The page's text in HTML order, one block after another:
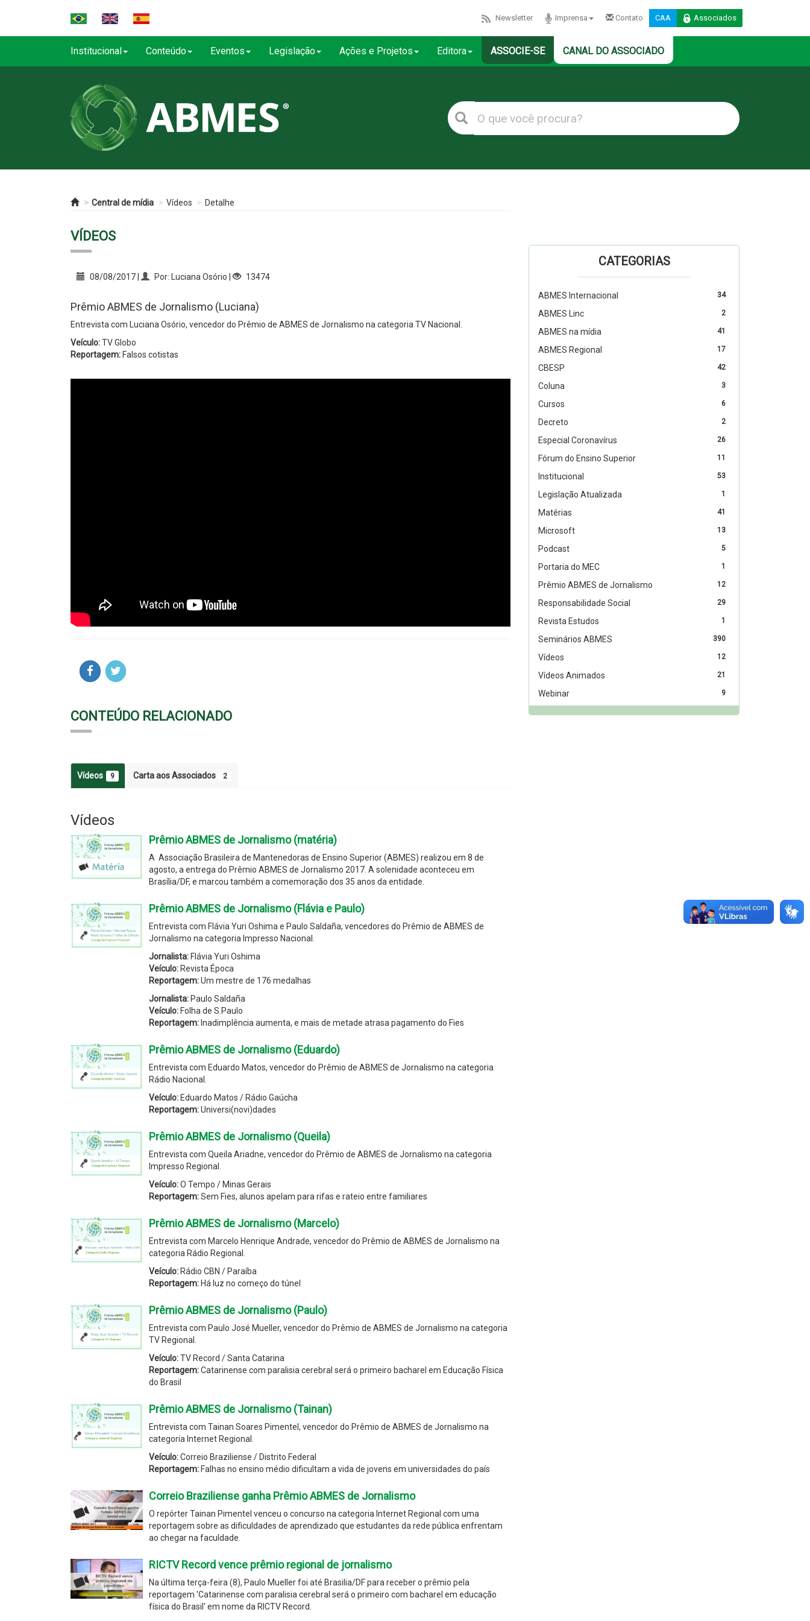
Newsletter Imprensa Contato CAA Associados
Institucional Conteúdo Eventos Legislação Ações e Projetos Editora ASSOCIE-SE CANAL DO ASSOCIADO
Central de mídia Vídeos Detalhe
VÍDEOS
08/08/2017 | Por: Luciana Osório | 13474
Prêmio ABMES de Jornalismo (Luciana)
Entrevista com Luciana Osório, vencedor do Prêmio de ABMES de Jornalismo na categoria TV Nacional.
Veículo:TV Globo
Reportagem: Falsos cotistas
CONTEÚDO RELACIONADO
Vídeos 9 Carta aos Associados 2
Vídeos
Prêmio ABMES de Jornalismo (matéria)
A Associação Brasileira de Mantenedoras de Ensino Superior (ABMES) realizou em 8 de
agosto, a entrega do Prêmio ABMES de Jornalismo 2017. A solenidade aconteceu em
Brasília/DF, e marcou também a comemoração dos 35 anos da entidade.
Prêmio ABMES de Jornalismo (Flávia e Paulo)
Entrevista com Flávia Yuri Oshima e Paulo Saldaña, vencedores do Prêmio de ABMES de
Jornalismo na categoria Impresso Nacional.
Jornalista: Flávia Yuri Oshima
Veículo: Revista Época
Reportagem:Um mestre de 176 medalhas
Jornalista: Paulo Saldaña
Veículo: Folha de S.Paulo
Reportagem: Inadimplência aumenta, e mais de metade atrasa pagamento do Fies
Prêmio ABMES de Jornalismo (Eduardo)
Entrevista com Eduardo Matos, vencedor do Prêmio de ABMES de Jornalismo na categoria
Rádio Nacional.
Veículo: Eduardo Matos / Rádio Gaúcha
Reportagem:Universi(novi)dades
Prêmio ABMES de Jornalismo (Queila)
Entrevista com Queila Ariadne, vencedor do Prêmio de ABMES de Jornalismo na categoria
Impresso Regional.
Veículo:O Tempo / Minas Gerais
Reportagem:Sem Fies, alunos apelam para rifas e rateio entre familiares
Prêmio ABMES de Jornalismo (Marcelo)
Entrevista com Marcelo Henrique Andrade, vencedor do Prêmio de ABMES de Jornalismo na
categoria Rádio Regional.
Veículo: Rádio CBN / Paraíba
Reportagem: Há luz no começo do túnel
Prêmio ABMES de Jornalismo (Paulo)
Entrevista com Paulo José Mueller, vencedor do Prêmio de ABMES de Jornalismo na categoria
TV Regional.
Veículo:TV Record / Santa Catarina
Reportagem:Catarinense com paralisia cerebral será o primeiro bacharel em Educação Física
do Brasil
Prêmio ABMES de Jornalismo (Tainan)
Entrevista com Tainan Soares Pimentel, vencedor do Prêmio de ABMES de Jornalismo na
categoria Internet Regional.
Veículo:Correio Braziliense / Distrito Federal
Reportagem: Falhas no ensino médio dificultam a vida de jovens em universidades do país
Correio Braziliense ganha Prêmio ABMES de Jornalismo
O repórter Tainan Pimentel venceu o concurso na categoria Internet Regional com uma
reportagem sobre as dificuldades de aprendizado que estudantes da rede pública enfrentam
ao chegar na faculdade.
RICTV Record vence prêmio regional de jornalismo
Na última terça-feira (8), Paulo Mueller foi até Brasilia/DF para receber o prêmio pela
reportagem 'Catarinense com paralisia cerebral será o primeiro com bacharel em educação
física do Brasil' em nome da RICTV Record.
CATEGORIAS
34
ABMES Internacional
2
ABMES Linc
41
ABMES na mídia
17
ABMES Regional
42
CBESP
3
Coluna
6
Cursos
2
Decreto
26
Especial Coronavírus
11
Fórum do Ensino Superior
53
Institucional
1
Legislação Atualizada
41
Matérias
13
Microsoft
5
Podcast
1
Portaria do MEC
12
Prêmio ABMES de Jornalismo
29
Responsabilidade Social
1
Revista Estudos
390
Seminários ABMES
12
Vídeos
21
Vídeos Animados
9
Webinar